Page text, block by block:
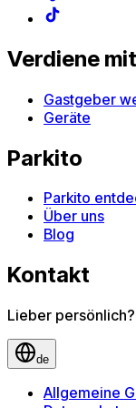
Verdiene
Gastgeber
Geräte
Parkito
Parkito
Über uns
Blog
Kontakt
Lieber
de
Allgemeine